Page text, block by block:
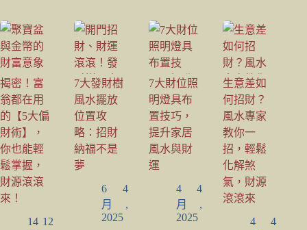
揭密！富
翁都在用
的【5大偏
財術】，
你也能輕
鬆掌握，
財源滾滾
來！
14 12
7大發財樹
風水擺放
位置攻
略：招財
納福不是
夢
6 4
月,
2025
7大財位照
明燈具布
置技巧，
提升家居
風水與財
運
4 4
月,
2025
生意差如
何招財？
風水專家
教你一
招，輕鬆
化解煞
氣，財源
滾滾來
4 4